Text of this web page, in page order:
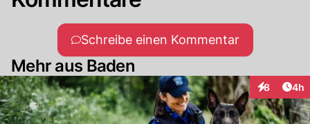
Schreibe einen Kommentar
Mehr aus Baden
8 4h